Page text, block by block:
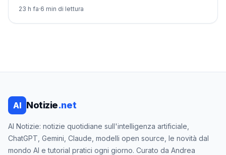
comuni.
23 h fa·6 min di lettura
AI Notizie.net
AI Notizie: notizie quotidiane sull'intelligenza artificiale,
ChatGPT, Gemini, Claude, modelli open source, le novità dal
mondo AI e tutorial pratici ogni giorno. Curato da Andrea